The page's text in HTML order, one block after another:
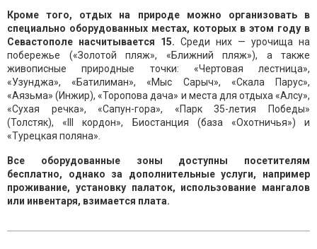
Кроме того, отдых на природе можно организовать в
специально оборудованных местах, которых в этом году в
Севастополе насчитывается 15. Среди них — урочища на
побережье («Золотой пляж», «Ближний пляж»), а также
живописные природные точки: «Чертовая лестница»,
«Узунджа», «Батилиман», «Мыс Сарыч», «Скала Парус»,
«Аязьма» (Инжир), «Торопова дача» и места для отдыха «Алсу»,
«Сухая речка», «Сапун-гора», «Парк 35-летия Победы»
(Толстяк), «III кордон», Биостанция (база «Охотничья») и
«Турецкая поляна».
Все оборудованные зоны доступны посетителям
бесплатно, однако за дополнительные услуги, например
проживание, установку палаток, использование мангалов
или инвентаря, взимается плата.